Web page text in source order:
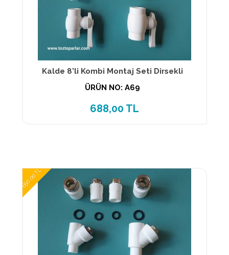
Kalde 8'li Kombi Montaj Seti Dirsekli
ÜRÜN NO: A69
688,00 TL
650,00 TL